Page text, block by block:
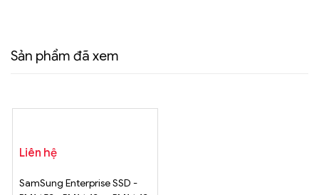
Sản phẩm đã xem
Liên hệ
SamSung Enterprise SSD -